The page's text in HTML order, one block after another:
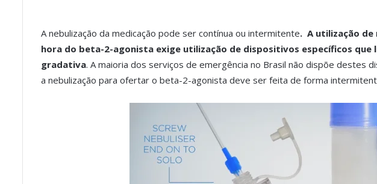
A nebulização da medicação pode ser contínua ou intermitente. A utilização de
hora do beta-2-agonista exige utilização de dispositivos específicos que
gradativa. A maioria dos serviços de emergência no Brasil não dispõe destes
a nebulização para ofertar o beta-2-agonista deve ser feita de forma